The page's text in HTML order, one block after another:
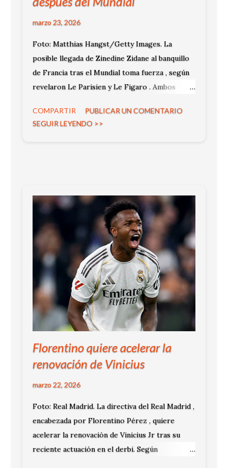
marzo 23, 2026
Foto: Matthias Hangst/Getty Images. La
posible llegada de Zinedine Zidane al banquillo
de Francia tras el Mundial toma fuerza , según
revelaron Le Parisien y Le Figaro . Ambos
verbal con la Federación Francesa de Fútbol. La
información sitúa al exjugador como sucesor de
COMPARTIR
PUBLICAR UN COMENTARIO
SEGUIR LEYENDO >>
Florentino quiere acelerar la
renovación de Vinicius
marzo 22, 2026
Foto: Real Madrid. La directiva del Real Madrid ,
encabezada por Florentino Pérez , quiere
acelerar la renovación de Vinicius Jr tras su
reciente actuación en el derbi. Según